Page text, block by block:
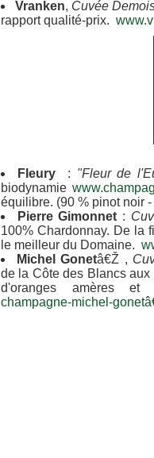
Vranken, Cuvée
rapport qualité-prix.
Fleury : "Fleur de
biodynamie
équilibre. (90 % pinot noir
Pierre Gimonnet :
100% Chardonnay. De la
le meilleur du Domaine.
Michel Gonetâ€Ž ,
de la Côte des Blancs
d'oranges amères et
champagne-michel-